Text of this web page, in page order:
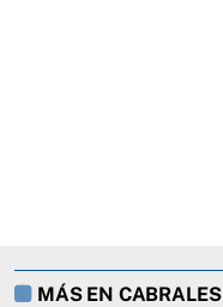
MÁS EN CABRALES